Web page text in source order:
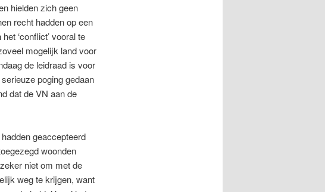
hielden zich geen
recht hadden op een
‘conflict’ vooral te
mogelijk land voor
de leidraad is voor
poging gedaan
dat de VN aan de
geaccepteerd
woonden
niet om met de
weg te krijgen, want